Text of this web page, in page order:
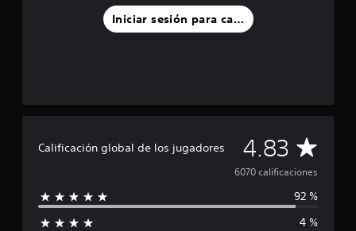
Iniciar sesión para calificar
Calificación global de los jugadores 4.83 C
a
l
6070 calificaciones
92 %
4 %